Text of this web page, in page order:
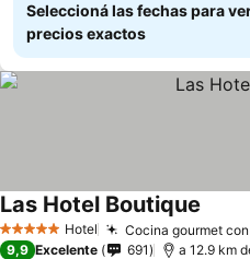
Seleccioná las fechas para
precios exactos
5 Estrellas Hotel Cocina gourmet
Las Hotel Boutique
9,9 Excelente 691 a 12.9 km